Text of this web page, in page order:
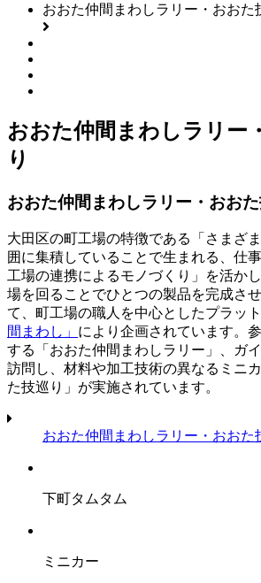
おおた仲間まわしラリー・おおた
おおた仲間まわしラリー
り
おおた仲間まわしラリー・おおた
大田区の町工場の特徴である「さまざ
囲に集積していることで生まれる、仕
工場の連携によるモノづくり」を活か
場を回ることでひとつの製品を完成さ
て、町工場の職人を中心としたプラッ
間まわし」 により企画されています。
する「おおた仲間まわしラリー」、ガ
訪問し、材料や加工技術の異なるミニ
た技巡り」が実施されています。
おおた仲間まわしラリー・おおた
下町タムタム
ミニカー